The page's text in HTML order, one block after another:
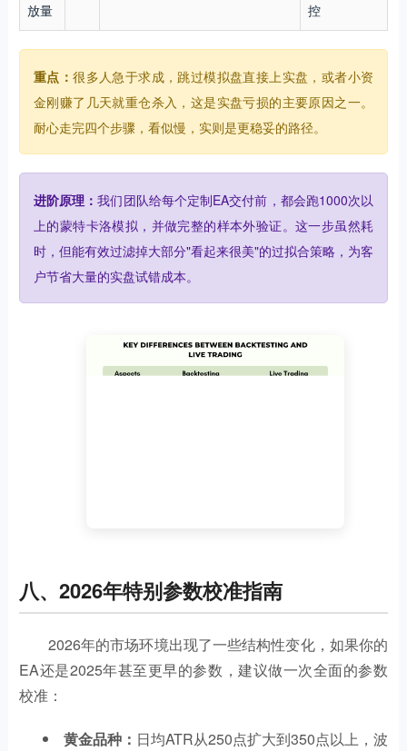
放量
控
重点：很多人急于求成，跳过模拟盘直接上实盘，或者小资
金刚赚了几天就重仓杀入，这是实盘亏损的主要原因之一。
耐心走完四个步骤，看似慢，实则是更稳妥的路径。
进阶原理：我们团队给每个定制EA交付前，都会跑1000次以
上的蒙特卡洛模拟，并做完整的样本外验证。这一步虽然耗
时，但能有效过滤掉大部分"看起来很美"的过拟合策略，为客
户节省大量的实盘试错成本。
八、2026年特别参数校准指南
2026年的市场环境出现了一些结构性变化，如果你的
EA还是2025年甚至更早的参数，建议做一次全面的参数
校准：
黄金品种： 日均ATR从250点扩大到350点以上，波